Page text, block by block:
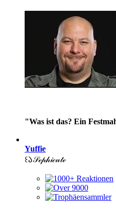
"Was ist das? Ein
Yuffie
꒰𑁬𝒮ℯ𝓅𝒽𝒾𝒸𝓊𝓉ℯ